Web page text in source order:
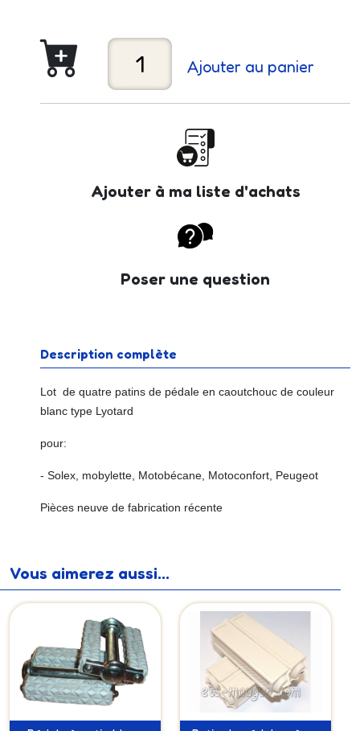
Ajouter au panier
Ajouter à ma liste d'achats
Poser une question
Description complète
Lot de quatre patins de pédale en caoutchouc de couleur
blanc type Lyotard
pour:
- Solex, mobylette, Motobécane, Motoconfort, Peugeot
Pièces neuve de fabrication récente
Vous aimerez aussi...